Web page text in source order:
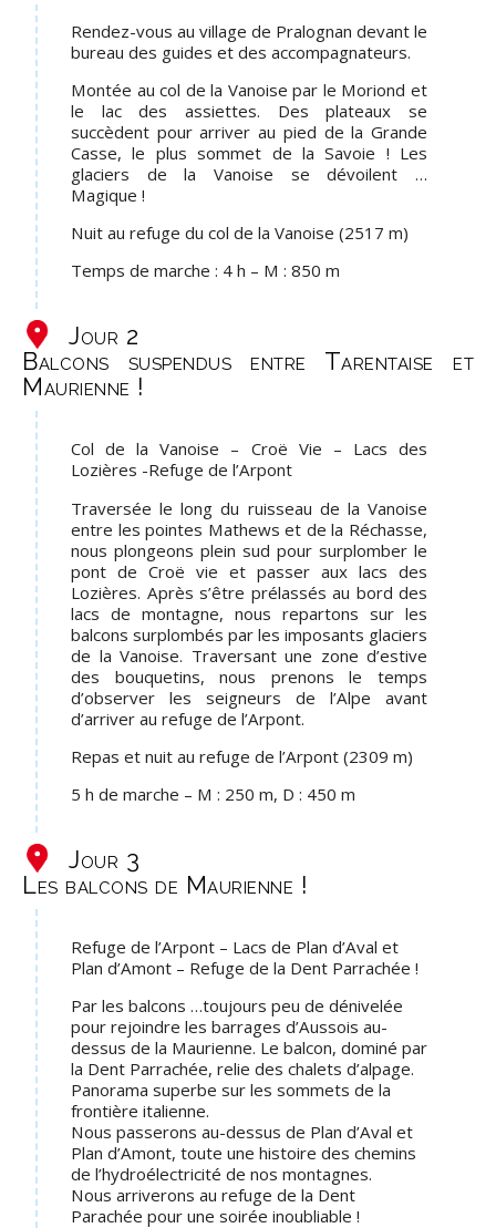
Rendez-vous au village de Pralognan devant le
bureau des guides et des accompagnateurs.
Montée au col de la Vanoise par le Moriond et
le lac des assiettes. Des plateaux se
succèdent pour arriver au pied de la Grande
Casse, le plus sommet de la Savoie ! Les
glaciers de la Vanoise se dévoilent …
Magique !
Nuit au refuge du col de la Vanoise (2517 m)
Temps de marche : 4 h – M : 850 m
Jour 2
Balcons suspendus entre Tarentaise et
Maurienne !
Col de la Vanoise – Croë Vie – Lacs des
Lozières -Refuge de l’Arpont
Traversée le long du ruisseau de la Vanoise
entre les pointes Mathews et de la Réchasse,
nous plongeons plein sud pour surplomber le
pont de Croë vie et passer aux lacs des
Lozières. Après s’être prélassés au bord des
lacs de montagne, nous repartons sur les
balcons surplombés par les imposants glaciers
de la Vanoise. Traversant une zone d’estive
des bouquetins, nous prenons le temps
d’observer les seigneurs de l’Alpe avant
d’arriver au refuge de l’Arpont.
Repas et nuit au refuge de l’Arpont (2309 m)
5 h de marche – M : 250 m, D : 450 m
Jour 3
Les balcons de Maurienne !
Refuge de l’Arpont – Lacs de Plan d’Aval et
Plan d’Amont – Refuge de la Dent Parrachée !
Par les balcons …toujours peu de dénivelée
pour rejoindre les barrages d’Aussois au-
dessus de la Maurienne. Le balcon, dominé par
la Dent Parrachée, relie des chalets d’alpage.
Panorama superbe sur les sommets de la
frontière italienne.
Nous passerons au-dessus de Plan d’Aval et
Plan d’Amont, toute une histoire des chemins
de l’hydroélectricité de nos montagnes.
Nous arriverons au refuge de la Dent
Parachée pour une soirée inoubliable !